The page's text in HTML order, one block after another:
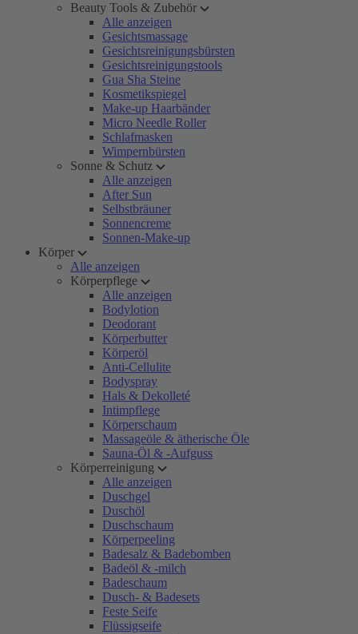
Beauty Tools & Zubehör
Alle anzeigen
Gesichtsmassage
Gesichtsreinigungsbürsten
Gesichtsreinigungstools
Gua Sha Steine
Kosmetikspiegel
Make-up Haarbänder
Micro Needle Roller
Schlafmasken
Wimpernbürsten
Sonne & Schutz
Alle anzeigen
After Sun
Selbstbräuner
Sonnencreme
Sonnen-Make-up
Körper
Alle anzeigen
Körperpflege
Alle anzeigen
Bodylotion
Deodorant
Körperbutter
Körperöl
Anti-Cellulite
Bodyspray
Hals & Dekolleté
Intimpflege
Körperschaum
Massageöle & ätherische Öle
Sauna-Öl & -Aufguss
Körperreinigung
Alle anzeigen
Duschgel
Duschöl
Duschschaum
Körperpeeling
Badesalz & Badebomben
Badeöl & -milch
Badeschaum
Dusch- & Badesets
Feste Seife
Flüssigseife